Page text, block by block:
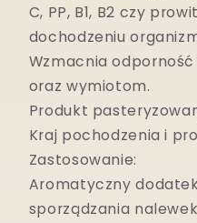
C, PP, B1, B2 czy
dochodzeniu
Wzmacnia odporność
oraz wymiotom.
Produkt
Kraj pochodzenia i
Zastosowanie:
Aromatyczny
sporządzania